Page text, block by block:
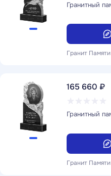
Гранит Памяти
165 660 ₽
Гранит Памяти